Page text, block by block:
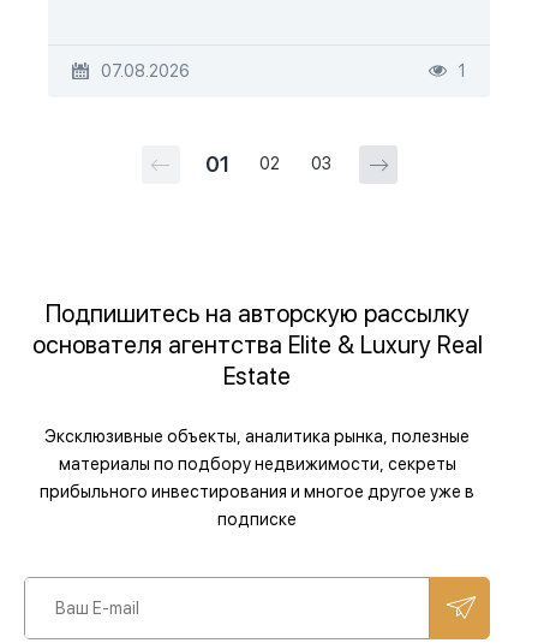
07.08.2026 1
01 02 03
Подпишитесь на авторскую рассылку
основателя агентства Elite & Luxury Real
Estate
Эксклюзивные объекты, аналитика рынка, полезные
материалы по подбору недвижимости, секреты
прибыльного инвестирования и многое другое уже в
подписке